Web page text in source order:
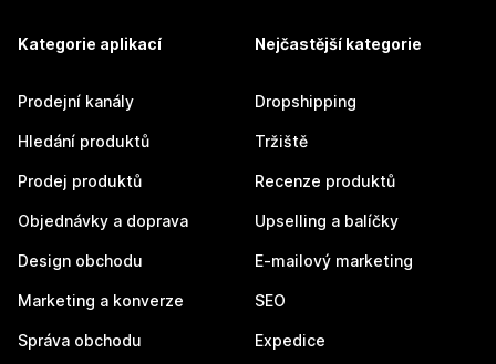
Kategorie aplikací
Prodejní kanály
Hledání produktů
Prodej produktů
Objednávky a doprava
Design obchodu
Marketing a konverze
Správa obchodu
Nejčastější kategorie
Dropshipping
Tržiště
Recenze produktů
Upselling a balíčky
E-mailový marketing
SEO
Expedice